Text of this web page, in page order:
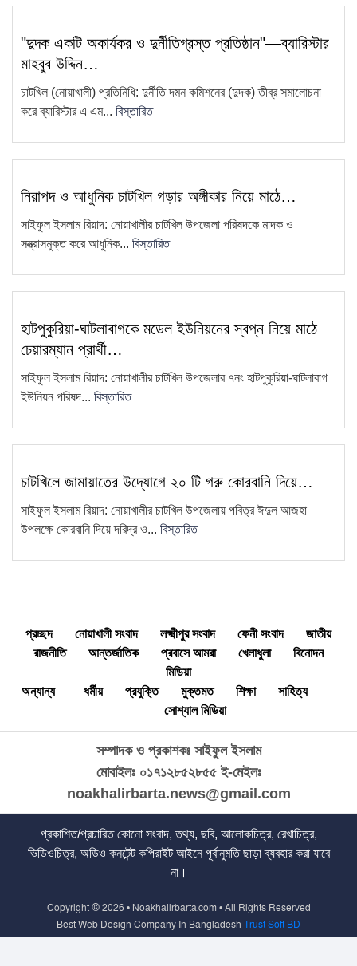
7
অপপ্রচারের প্রতিবাদে চাটখিলে
8
ফেসবুকে ফেইক আইডি দিয়ে আনিছ
10
সাংবাদিক কামরুল কাননের বিরুদ্ধে
ফেসবুকে অপপ্রচার, থানায় অভিযোগ
11
প্রতিবাদ—ধান পুড়িয়ে দেওয়ার কর্মসূচি
12
গ্রেফতার করেছে চাটখিলে থানা পুলিশ
13
কমিটি গঠন
15
"দুদক একটি অকার্যকর ও দুর্নীতিগ্রস্ত
প্রতিষ্ঠান"—ব্যারিস্টার মাহবুব উদ্দিন
খোকন
"দুদক একটি অকার্যকর ও দুর্নীতিগ্রস্ত প্রতিষ্ঠান"—ব্যারিস্টার
মাহবুব উদ্দিন…
চাটখিল (নোয়াখালী) প্রতিনিধি: দুর্নীতি দমন কমিশনের (দুদক) তীব্র সমালোচনা
করে ব্যারিস্টার এ এম... বিস্তারিত
নিরাপদ ও আধুনিক চাটখিল গড়ার অঙ্গীকার নিয়ে মাঠে…
সাইফুল ইসলাম রিয়াদ: নোয়াখালীর চাটখিল উপজেলা পরিষদকে মাদক ও
সন্ত্রাসমুক্ত করে আধুনিক... বিস্তারিত
হাটপুকুরিয়া-ঘাটলাবাগকে মডেল ইউনিয়নের স্বপ্ন নিয়ে মাঠে
চেয়ারম্যান প্রার্থী…
সাইফুল ইসলাম রিয়াদ: নোয়াখালীর চাটখিল উপজেলার ৭নং হাটপুকুরিয়া-ঘাটলাবাগ
ইউনিয়ন পরিষদ... বিস্তারিত
চাটখিলে জামায়াতের উদ্যোগে ২০ টি গরু কোরবানি দিয়ে…
সাইফুল ইসলাম রিয়াদ: নোয়াখালীর চাটখিল উপজেলায় পবিত্র ঈদুল আজহা
উপলক্ষে কোরবানি দিয়ে দরিদ্র ও... বিস্তারিত
প্রচ্ছদ নোয়াখালী সংবাদ লক্ষ্মীপুর সংবাদ ফেনী সংবাদ
জাতীয়
রাজনীতি
আন্তর্জাতিক প্রবাসে আমরা খেলাধুলা
বিনোদন
মিডিয়া
অন্যান্য
ধর্মীয় প্রযুক্তি মুক্তমত শিক্ষা
সাহিত্য
সোশ্যাল মিডিয়া
সম্পাদক ও প্রকাশকঃ সাইফুল ইসলাম
মোবাইলঃ ০১৭১২৮৫২৮৫৫ ই-মেইলঃ
noakhalirbarta.news@gmail.com
প্রকাশিত/প্রচারিত কোনো সংবাদ, তথ্য, ছবি, আলোকচিত্র, রেখাচিত্র,
ভিডিওচিত্র, অডিও কনটেন্ট কপিরাইট আইনে পূর্বানুমতি ছাড়া ব্যবহার করা যাবে
না।
Copyright © 2026 • Noakhalirbarta.com • All Rights Reserved
Best Web Design Company In Bangladesh Trust Soft BD